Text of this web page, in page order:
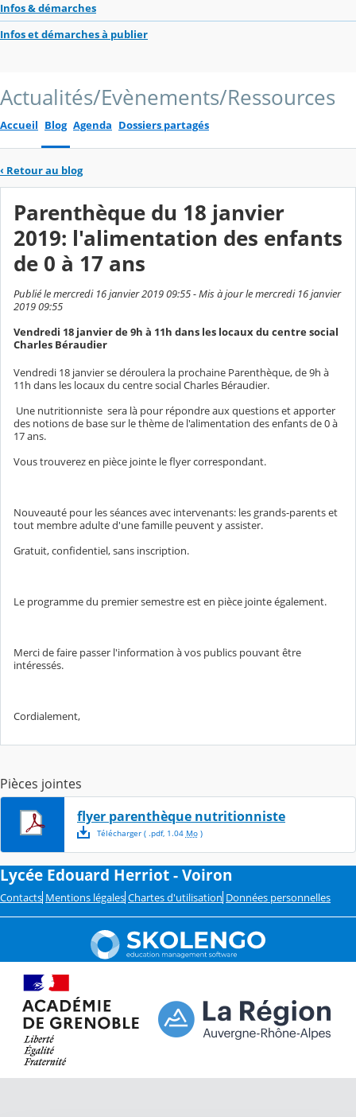
Infos & démarches
Infos et démarches à publier
Actualités/Evènements/Ressources
Accueil Blog Agenda Dossiers partagés
‹ Retour au blog
Parenthèque du 18 janvier
2019: l'alimentation des enfants
de 0 à 17 ans
Publié le mercredi 16 janvier 2019 09:55 - Mis à jour le mercredi 16 janvier
2019 09:55
Vendredi 18 janvier de 9h à 11h dans les locaux du centre social
Charles Béraudier
Vendredi 18 janvier se déroulera la prochaine Parenthèque, de 9h à
11h dans les locaux du centre social Charles Béraudier.
Une nutritionniste sera là pour répondre aux questions et apporter
des notions de base sur le thème de l'alimentation des enfants de 0 à
17 ans.
Vous trouverez en pièce jointe le flyer correspondant.
Nouveauté pour les séances avec intervenants: les grands-parents et
tout membre adulte d'une famille peuvent y assister.
Gratuit, confidentiel, sans inscription.
Le programme du premier semestre est en pièce jointe également.
Merci de faire passer l'information à vos publics pouvant être
intéressés.
Cordialement,
Pièces jointes
flyer parenthèque nutritionniste
Télécharger( .pdf, 1.04 Mo)
Lycée Edouard Herriot - Voiron
Contacts Mentions légales Chartes d'utilisation Données personnelles